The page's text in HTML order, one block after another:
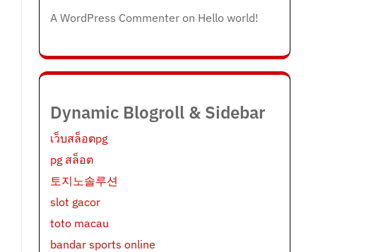
A WordPress Commenter on Hello world!
Dynamic Blogroll & Sidebar
เว็บสล็อตpg
pg สล็อต
토지노솔루션
slot gacor
toto macau
bandar sports online